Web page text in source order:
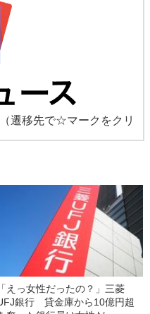
（遷移先で☆マークをクリ
「えっ女性だったの？」三菱
銀行 貸金庫から10億円超